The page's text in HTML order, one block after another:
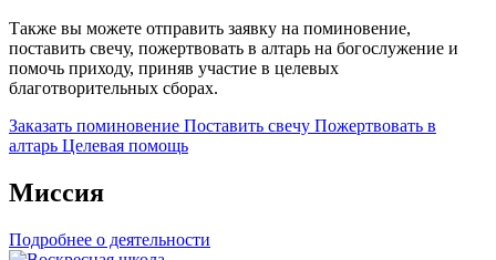
Также вы можете отправить заявку на поминовение,
поставить свечу, пожертвовать в алтарь на богослужение и
помочь приходу, приняв участие в целевых
благотворительных сборах.
Заказать поминовение Поставить свечу Пожертвовать в
алтарь Целевая помощь
Миссия
Подробнее о деятельности